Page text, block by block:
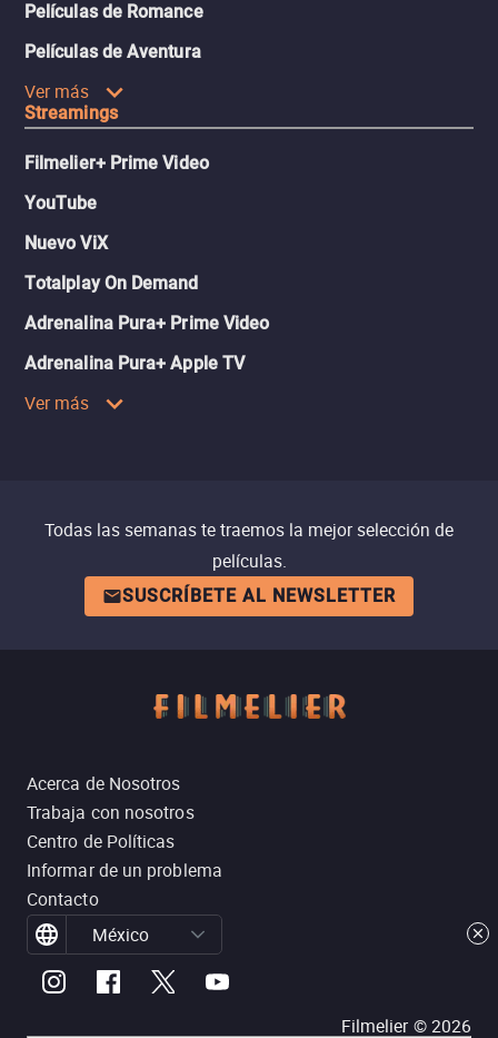
Películas de Romance
Películas de Aventura
Ver más
Streamings
Filmelier+ Prime Video
YouTube
Nuevo ViX
Totalplay On Demand
Adrenalina Pura+ Prime Video
Adrenalina Pura+ Apple TV
Ver más
Todas las semanas te traemos la mejor selección de
películas.
SUSCRÍBETE AL NEWSLETTER
Acerca de Nosotros
Trabaja con nosotros
Centro de Políticas
Informar de un problema
Contacto
México
Filmelier ©2026